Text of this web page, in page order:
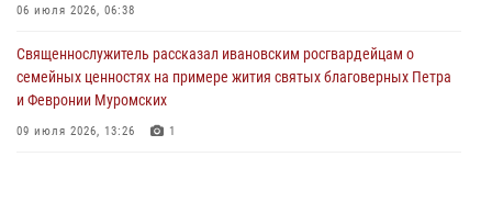
06 июля 2026, 06:38
Священнослужитель рассказал ивановским росгвардейцам о
семейных ценностях на примере жития святых благоверных Петра
и Февронии Муромских
09 июля 2026, 13:26 1